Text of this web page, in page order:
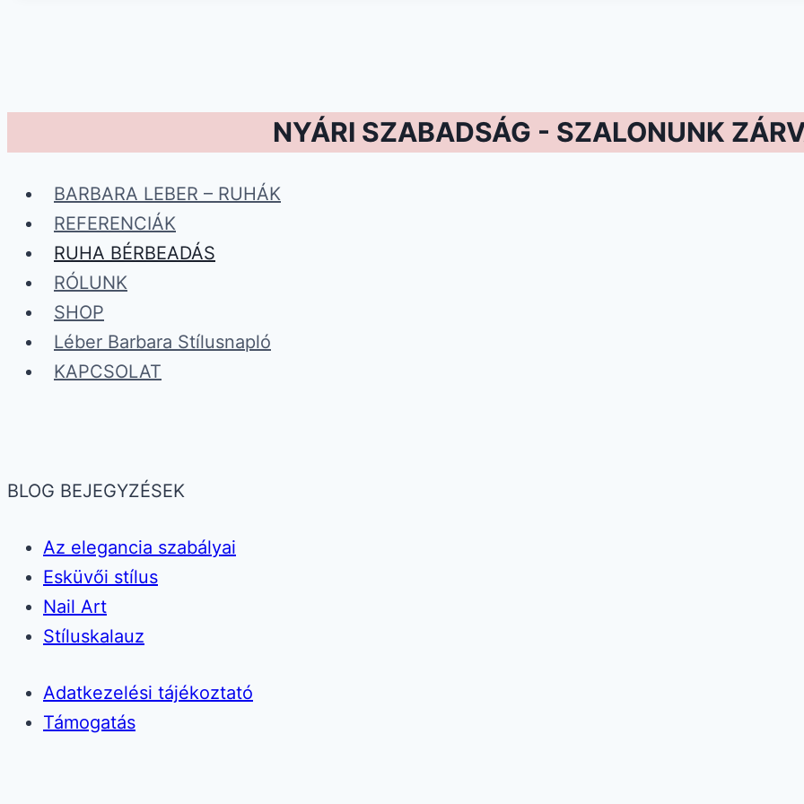
NYÁRI SZABADSÁG - SZALONUNK
BARBARA LEBER – RUHÁK
REFERENCIÁK
RUHA BÉRBEADÁS
RÓLUNK
SHOP
Léber Barbara Stílusnapló
KAPCSOLAT
BLOG BEJEGYZÉSEK
Az elegancia szabályai
Esküvői stílus
Nail Art
Stíluskalauz
Adatkezelési tájékoztató
Támogatás